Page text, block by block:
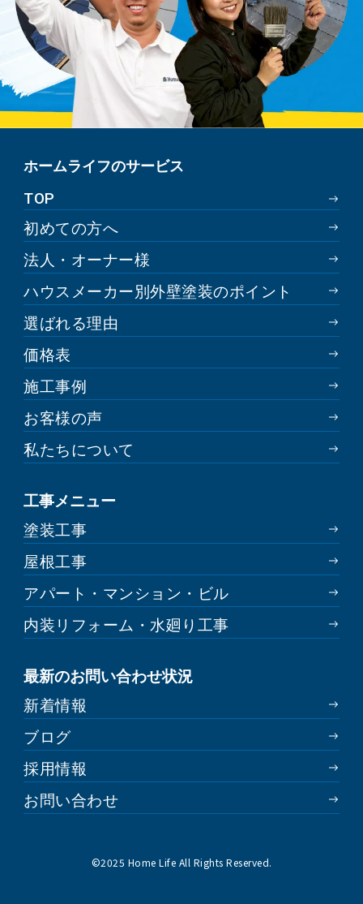
ホームライフのサービス
TOP
初めての方へ
法人・オーナー様
ハウスメーカー別外壁塗装のポイント
選ばれる理由
価格表
施工事例
お客様の声
私たちについて
工事メニュー
塗装工事
屋根工事
アパート・マンション・ビル
内装リフォーム・水廻り工事
最新のお問い合わせ状況
新着情報
ブログ
採用情報
お問い合わせ
©︎2025 Home Life All Rights Reserved.